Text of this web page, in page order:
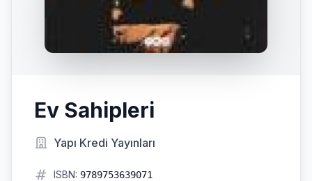
Ev Sahipleri
Yapı Kredi Yayınları
ISBN: 9789753639071